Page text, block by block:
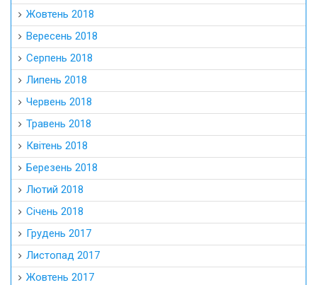
Жовтень 2018
Вересень 2018
Серпень 2018
Липень 2018
Червень 2018
Травень 2018
Квітень 2018
Березень 2018
Лютий 2018
Січень 2018
Грудень 2017
Листопад 2017
Жовтень 2017